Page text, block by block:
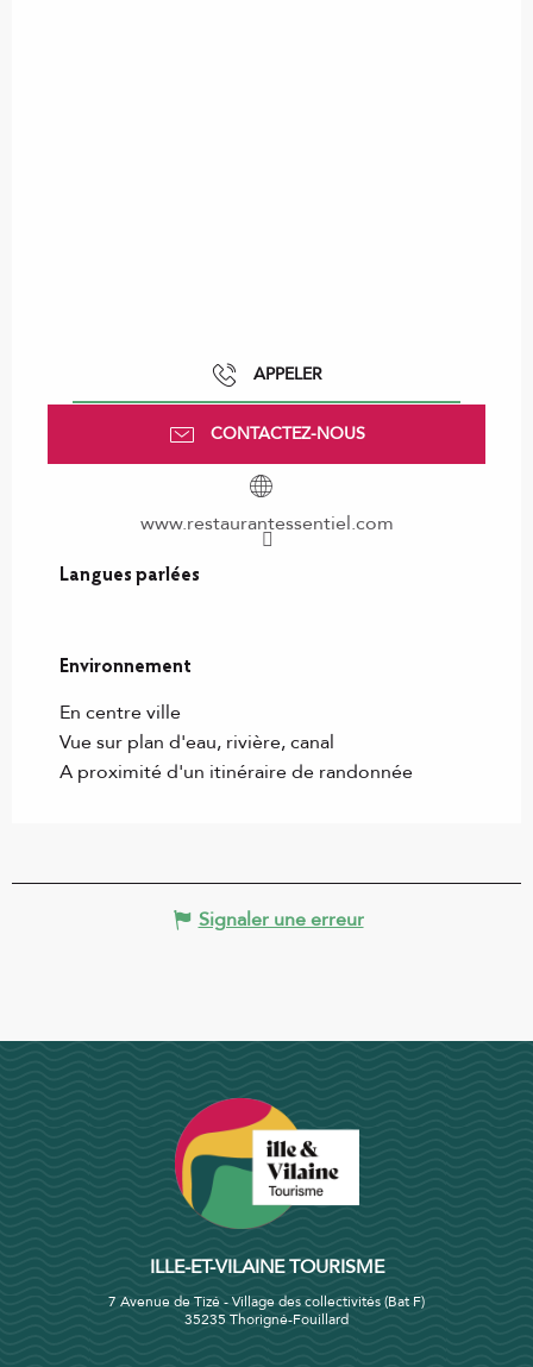
APPELER
CONTACTEZ-NOUS
www.restaurantessentiel.com
Langues parlées
Langues parlées
Environnement
Environnement
En centre ville
Vue sur plan d'eau, rivière, canal
A proximité d'un itinéraire de randonnée
Signaler une erreur
ILLE-ET-VILAINE TOURISME
7 Avenue de Tizé - Village des collectivités (Bat F)
35235 Thorigné-Fouillard